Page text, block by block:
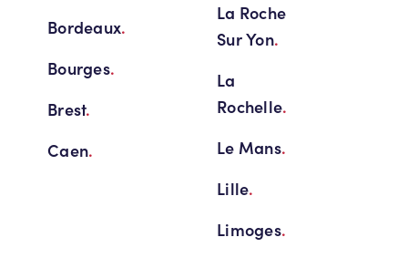
Bordeaux.
Bourges.
Brest.
Caen.
La Roche
Sur Yon.
La
Rochelle.
Le Mans.
Lille.
Limoges.